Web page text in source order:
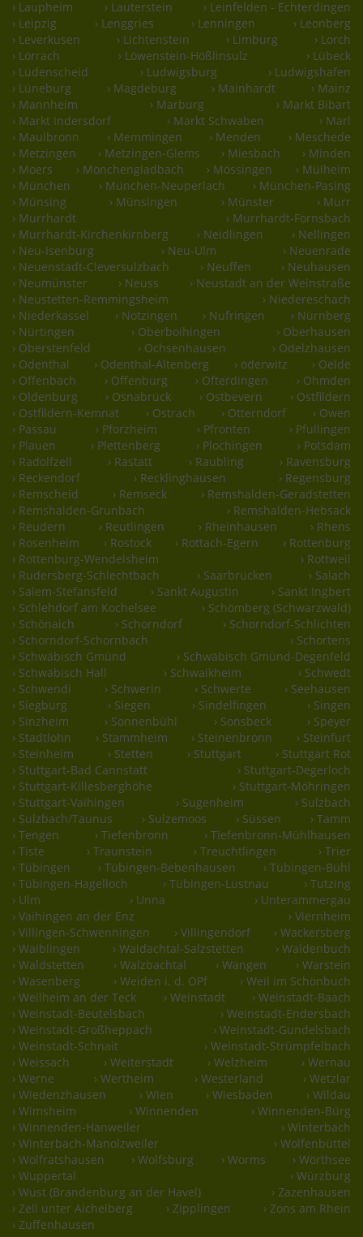
› Laupheim
› Lauterstein
› Leinfelden - Echterdingen
› Leipzig
› Lenggries › Lenningen
› Leonberg
› Leverkusen
› Lichtenstein › Limburg
› Lorch
› Lörrach
› Löwenstein-Hößlinsulz
› Lübeck
› Lüdenscheid
› Ludwigsburg
› Ludwigshafen
› Lüneburg
› Magdeburg › Mainhardt
› Mainz
› Mannheim
› Marburg
› Markt Bibart
› Markt Indersdorf
› Markt Schwaben
› Marl
› Maulbronn
› Memmingen › Menden
› Meschede
› Metzingen
› Metzingen-Glems › Miesbach
› Minden
› Moers
› Mönchengladbach › Mössingen
› Mülheim
› München
› München-Neuperlach
› München-Pasing
› Münsing
› Münsingen › Münster
› Murr
› Murrhardt
› Murrhardt-Fornsbach
› Murrhardt-Kirchenkirnberg
› Neidlingen
› Nellingen
› Neu-Isenburg
› Neu-Ulm
› Neuenrade
› Neuenstadt-Cleversulzbach
› Neuffen
› Neuhausen
› Neumünster
› Neuss
› Neustadt an der Weinstraße
› Neustetten-Remmingsheim
› Niedereschach
› Niederkassel
› Notzingen › Nufringen
› Nürnberg
› Nürtingen
› Oberboihingen
› Oberhausen
› Oberstenfeld
› Ochsenhausen
› Odelzhausen
› Odenthal
› Odenthal-Altenberg › oderwitz
› Oelde
› Offenbach
› Offenburg › Ofterdingen
› Ohmden
› Oldenburg
› Osnabrück › Ostbevern
› Ostfildern
› Ostfildern-Kemnat
› Ostrach › Otterndorf
› Owen
› Passau
› Pforzheim › Pfronten
› Pfullingen
› Plauen
› Plettenberg › Plochingen
› Potsdam
› Radolfzell
› Rastatt › Raubling
› Ravensburg
› Reckendorf
› Recklinghausen
› Regensburg
› Remscheid
› Remseck
› Remshalden-Geradstetten
› Remshalden-Grunbach
› Remshalden-Hebsack
› Reudern
› Reutlingen › Rheinhausen
› Rhens
› Rosenheim
› Rostock › Rottach-Egern
› Rottenburg
› Rottenburg-Wendelsheim
› Rottweil
› Rudersberg-Schlechtbach
› Saarbrücken
› Salach
› Salem-Stefansfeld
› Sankt Augustin
› Sankt Ingbert
› Schlehdorf am Kochelsee
› Schömberg (Schwarzwald)
› Schönaich
› Schorndorf
› Schorndorf-Schlichten
› Schorndorf-Schornbach
› Schortens
› Schwäbisch Gmünd
› Schwäbisch Gmünd-Degenfeld
› Schwäbisch Hall
› Schwaikheim
› Schwedt
› Schwendi
› Schwerin › Schwerte
› Seehausen
› Siegburg
› Siegen › Sindelfingen
› Singen
› Sinzheim
› Sonnenbühl › Sonsbeck
› Speyer
› Stadtlohn
› Stammheim › Steinenbronn
› Steinfurt
› Steinheim
› Stetten › Stuttgart
› Stuttgart Rot
› Stuttgart-Bad Cannstatt
› Stuttgart-Degerloch
› Stuttgart-Killesberghöhe
› Stuttgart-Möhringen
› Stuttgart-Vaihingen
› Sugenheim
› Sulzbach
› Sulzbach/Taunus
› Sulzemoos › Süssen
› Tamm
› Tengen
› Tiefenbronn
› Tiefenbronn-Mühlhausen
› Tiste
› Traunstein › Treuchtlingen
› Trier
› Tübingen
› Tübingen-Bebenhausen
› Tübingen-Bühl
› Tübingen-Hagelloch
› Tübingen-Lustnau
› Tutzing
› Ulm
› Unna
› Unterammergau
› Vaihingen an der Enz
› Viernheim
› Villingen-Schwenningen
› Villingendorf
› Wackersberg
› Waiblingen
› Waldachtal-Salzstetten
› Waldenbuch
› Waldstetten
› Walzbachtal › Wangen
› Warstein
› Wasenberg
› Weiden i. d. OPf
› Weil im Schönbuch
› Weilheim an der Teck
› Weinstadt
› Weinstadt-Baach
› Weinstadt-Beutelsbach
› Weinstadt-Endersbach
› Weinstadt-Großheppach
› Weinstadt-Gundelsbach
› Weinstadt-Schnait
› Weinstadt-Strümpfelbach
› Weissach
› Weiterstadt › Welzheim
› Wernau
› Werne
› Wertheim › Westerland
› Wetzlar
› Wiedenzhausen
› Wien › Wiesbaden
› Wildau
› Wimsheim
› Winnenden
› Winnenden-Bürg
› Winnenden-Hanweiler
› Winterbach
› Winterbach-Manolzweiler
› Wolfenbüttel
› Wolfratshausen
› Wolfsburg › Worms
› Wörthsee
› Wuppertal
› Würzburg
› Wust (Brandenburg an der Havel)
› Zazenhausen
› Zell unter Aichelberg
› Zipplingen
› Zons am Rhein
› Zuffenhausen